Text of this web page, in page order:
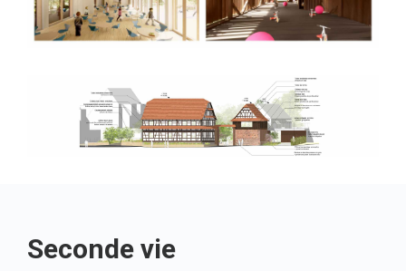
Seconde vie